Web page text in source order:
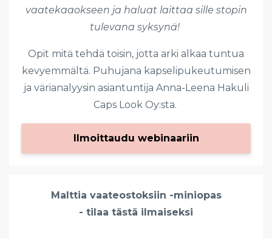
vaatekaaokseen ja haluat laittaa sille stopin
tulevana syksynä!
Opit mitä tehdä toisin, jotta arki alkaa tuntua
kevyemmältä. Puhujana kapselipukeutumisen
ja värianalyysin asiantuntija Anna-Leena Hakuli
Caps Look Oy:sta.
Ilmoittaudu webinaariin
Malttia vaateostoksiin -miniopas
- tilaa tästä ilmaiseksi